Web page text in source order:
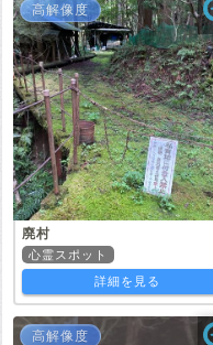
高解像度
廃村
心霊スポット
詳細を見る
高解像度